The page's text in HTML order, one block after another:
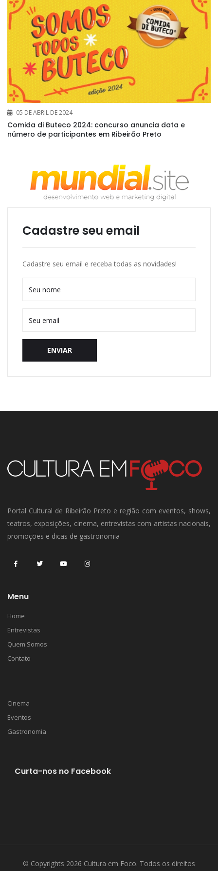
05 DE ABRIL DE 2024
Comida di Buteco 2024: concurso anuncia data e
número de participantes em Ribeirão Preto
Cadastre seu email
Cadastre seu email e receba todas as novidades!
ENVIAR
Portal Cultural de Ribeirão Preto e região com eventos, shows,
teatros, exposições, cinema, entrevistas com artistas nacionais,
promoções e dicas de gastronomia
Menu
Home
Entrevistas
Quem Somos
Contato
Cinema
Eventos
Gastronomia
Curta-nos no Facebook
© Copyrights 2026 Cultura em Foco. Todos os direitos